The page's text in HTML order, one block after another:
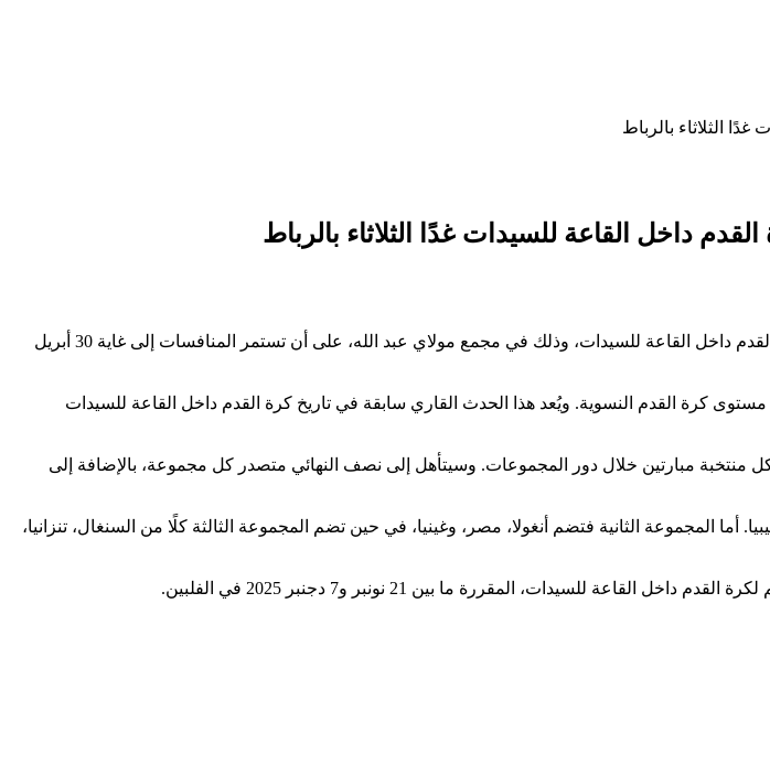
الثلاثاء بالرباط
داخل القاعة للسيدات غدًا الثلاثاء بالرباط
تنطلق غدًا الثلاثاء 22 أبريل 2025، بالعاصمة المغربية الرباط، أول نسخة من كأس إفريقيا للأمم لكرة القدم داخل القاعة للسيدات، وذلك في مجمع مولاي عبد الله، على أن تستمر المنافسات إلى غاية 30 أبريل
كرة القدم النسوية. ويُعد هذا الحدث القاري سابقة في تاريخ كرة القدم داخل القاعة للسيدات
مبارتين خلال دور المجموعات. وسيتأهل إلى نصف النهائي متصدر كل مجموعة، بالإضافة إلى
المجموعة الثانية فتضم أنغولا، مصر، وغينيا، في حين تضم المجموعة الثالثة كلًا من السنغال، تنزانيا،
للسيدات، المقررة ما بين 21 نونبر و7 دجنبر 2025 في الفلبين.